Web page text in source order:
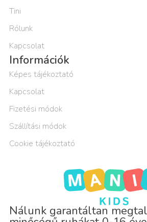
Nálunk garantáltan
Tini
Rólunk
Kapcsolat
Információk
Képes tájékoztató
Kapcsolat
Fizetési módok
Szállítási módok
Cookie tájékoztató